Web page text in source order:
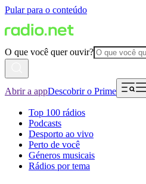
Pular para o conteúdo
O que você quer ouvir?
Abrir a appDescobrir o Prime
Top 100 rádios
Podcasts
Desporto ao vivo
Perto de você
Géneros musicais
Rádios por tema